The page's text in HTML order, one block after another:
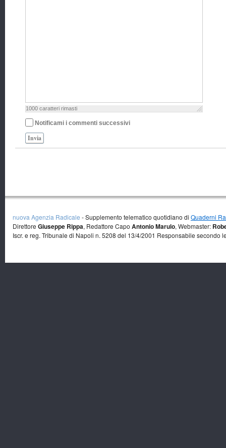
1000 caratteri rimasti
Notificami i commenti successivi
Invia
nuova Agenzia Radicale - Supplemento telematico quotidiano di Quaderni
Direttore Giuseppe Rippa, Redattore Capo Antonio Marulo, Webmaster:
Iscr. e reg. Tribunale di Napoli n. 5208 del 13/4/2001 Responsabile secondo